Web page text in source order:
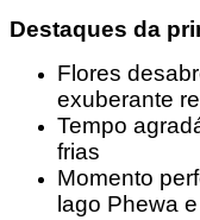
Destaques da
Flores
exuberante
Tempo
frias
Momento
lago Phewa